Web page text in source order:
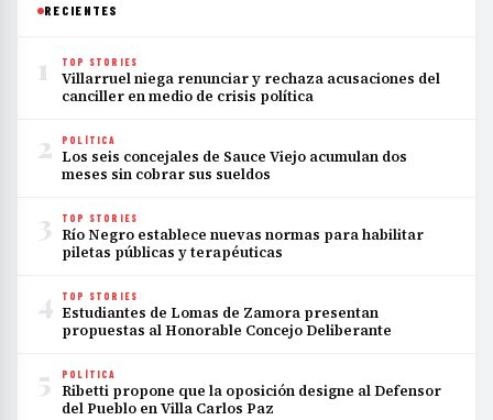
RECIENTES
1 TOP STORIES
Villarruel niega renunciar y rechaza acusaciones del
canciller en medio de crisis política
2 POLÍTICA
Los seis concejales de Sauce Viejo acumulan dos
meses sin cobrar sus sueldos
3 TOP STORIES
Río Negro establece nuevas normas para habilitar
piletas públicas y terapéuticas
4 TOP STORIES
Estudiantes de Lomas de Zamora presentan
propuestas al Honorable Concejo Deliberante
5 POLÍTICA
Ribetti propone que la oposición designe al Defensor
del Pueblo en Villa Carlos Paz